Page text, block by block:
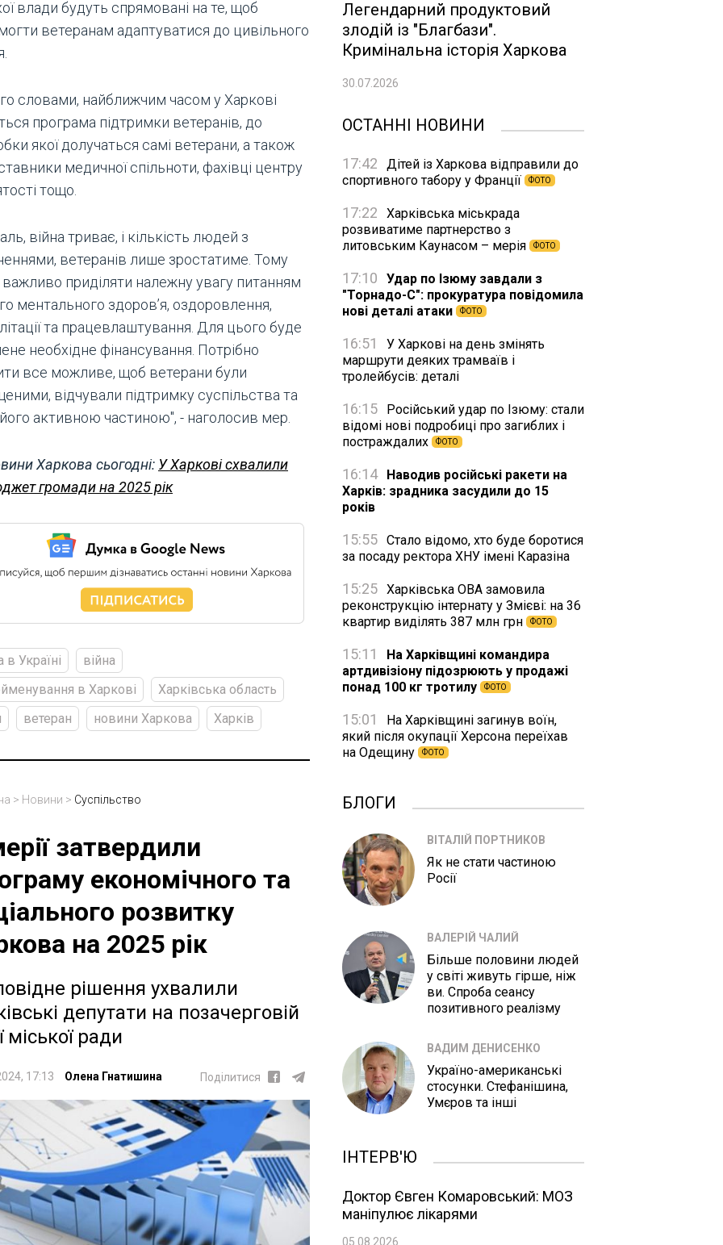
влади будуть спрямовані на те, щоб
ветеранам адаптуватися до цивільного
словами, найближчим часом у Харкові
програма підтримки ветеранів, до
якої долучаться самі ветерани, а також
медичної спільноти, фахівці центру
тощо.
війна триває, і кількість людей з
ветеранів лише зростатиме. Тому
приділяти належну увагу питанням
ментального здоров’я, оздоровлення,
та працевлаштування. Для цього буде
необхідне фінансування. Потрібно
все можливе, щоб ветерани були
відчували підтримку суспільства та
активною частиною", - наголосив мер.
Харкова сьогодні: У Харкові схвалили
громади на 2025 рік
в Україні
війна
в Харкові
Харківська область
ветеран новини Харкова Харків
> Новини > Суспільство
затвердили
економічного та
розвитку
на 2025 рік
рішення ухвалили
депутати на позачерговій
міської ради
17:13 Олена Гнатишина Поділитися
Легендарний продуктовий
злодій із "Благбази".
Кримінальна історія Харкова
30.07.2026
ОСТАННІ НОВИНИ
17:42
Дітей із Харкова відправили до
спортивного табору у Франції
ФОТО
17:22
Харківська міськрада
розвиватиме партнерство з
литовським Каунасом – мерія
ФОТО
17:10
Удар по Ізюму завдали з
"Торнадо-С": прокуратура повідомила
нові деталі атаки
ФОТО
16:51
У Харкові на день змінять
маршрути деяких трамваїв і
тролейбусів: деталі
16:15
Російський удар по Ізюму: стали
відомі нові подробиці про загиблих і
постраждалих
ФОТО
16:14
Наводив російські ракети на
Харків: зрадника засудили до 15
років
15:55 Стало відомо, хто буде боротися
за посаду ректора ХНУ імені Каразіна
15:25 Харківська ОВА замовила
реконструкцію інтернату у Змієві: на 36
квартир виділять 387 млн грн
ФОТО
15:11
На Харківщині командира
артдивізіону підозрюють у продажі
понад 100 кг тротилу
ФОТО
15:01
На Харківщині загинув воїн,
який після окупації Херсона переїхав
на Одещину
ФОТО
БЛОГИ
ВІТАЛІЙ ПОРТНИКОВ
Як не стати частиною
Росії
ВАЛЕРІЙ ЧАЛИЙ
Більше половини людей
у світі живуть гірше, ніж
ви. Спроба сеансу
позитивного реалізму
ВАДИМ ДЕНИСЕНКО
Україно-американські
стосунки. Стефанішина,
Умєров та інші
ІНТЕРВ'Ю
Доктор Євген Комаровський: МОЗ
маніпулює лікарями
05.08.2026